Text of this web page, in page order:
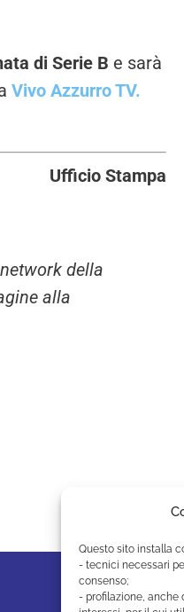
Questo sito installa
- tecnici necessari
consenso;
- profilazione, anche
di Serie B e sarà
Vivo Azzurro TV.
Ufficio Stampa
della
alla